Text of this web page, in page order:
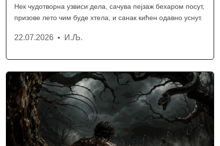
Нек чудотворна узвиси дела, сачува пејзаж бехаром посут,
призове лето чим буде хтела, и санак кићен одавно уснут.
22.07.2026 • И.Љ.